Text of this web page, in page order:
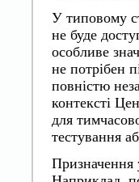
У типовому
не буде
особливе
не потрібен
повністю
контексті
для
тестування
Призначення